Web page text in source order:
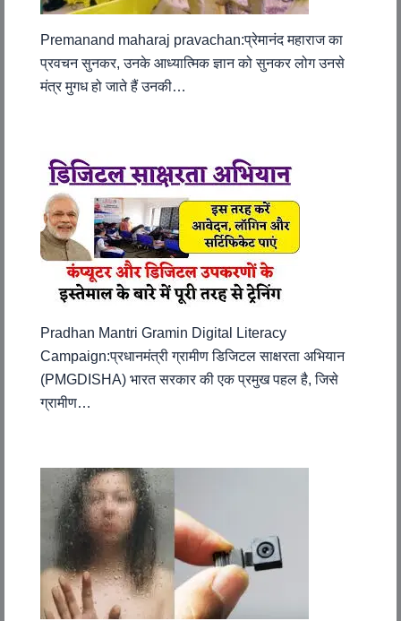
Premanand maharaj pravachan:प्रेमानंद महाराज का
प्रवचन सुनकर, उनके आध्यात्मिक ज्ञान को सुनकर लोग उनसे
मंत्र मुगध हो जाते हैं उनकी…
Pradhan Mantri Gramin Digital Literacy
Campaign:प्रधानमंत्री ग्रामीण डिजिटल साक्षरता अभियान
(PMGDISHA) भारत सरकार की एक प्रमुख पहल है, जिसे
ग्रामीण…